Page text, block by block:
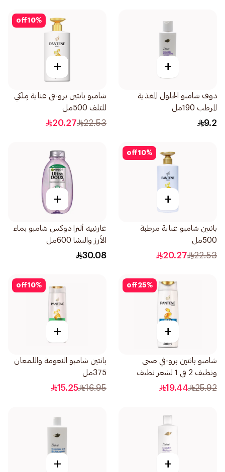
+
دوف شامبو الحلول المغذية
المرطب 190مل
9.2
10%
off
+
شامبو بانتين برو-في عناية مِلكي
للتلف 500مل
22.53
20.27
10%
off
+
بانتين شامبو عناية مرطبة
500مل
22.53
20.27
+
غارنييه ألترا دوكس شامبو بماء
الأرز والنشا 600مل
30.08
25%
off
+
شامبو بانتين برو-في صحي
ونظيف 2 في 1 لشعر نظيف
600لتر
25.92
19.44
10%
off
+
بانتين شامبو النعومة واللمعان
375مل
16.95
15.25
+
+